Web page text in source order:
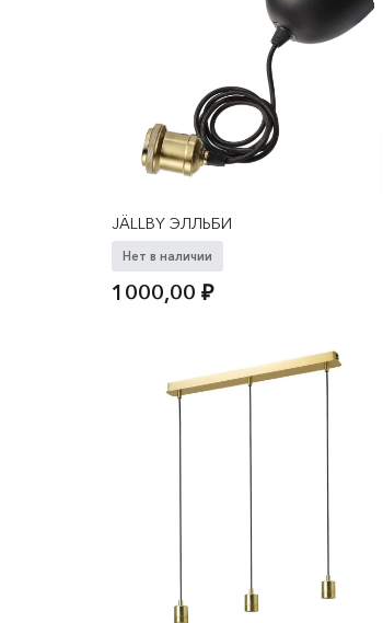
JÄLLBY ЭЛЛЬБИ
Нет в наличии
1000,00 ₽